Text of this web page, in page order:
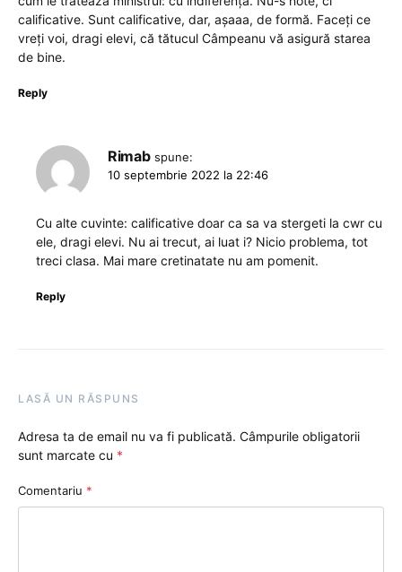
calificative. Sunt calificative, dar, așaaa, de formă. Faceți ce
vreți voi, dragi elevi, că tătucul Câmpeanu vă asigură starea
de bine.
Reply
Rimab spune:
10 septembrie 2022 la 22:46
Cu alte cuvinte: calificative doar ca sa va stergeti la cwr cu
ele, dragi elevi. Nu ai trecut, ai luat i? Nicio problema, tot
treci clasa. Mai mare cretinatate nu am pomenit.
Reply
LASĂ UN RĂSPUNS
Adresa ta de email nu va fi publicată. Câmpurile obligatorii
sunt marcate cu *
Comentariu *